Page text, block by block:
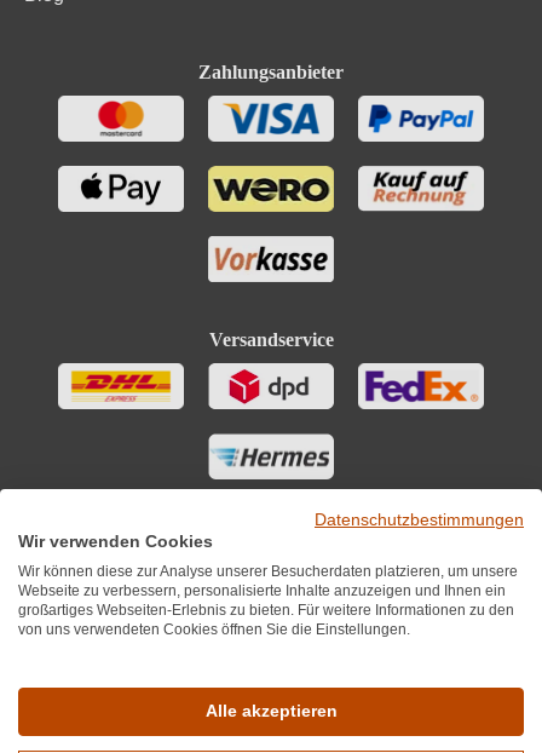
Zahlungsanbieter
Versandservice
Datenschutzbestimmungen
Wir verwenden Cookies
Wir können diese zur Analyse unserer Besucherdaten platzieren, um unsere
Webseite zu verbessern, personalisierte Inhalte anzuzeigen und Ihnen ein
großartiges Webseiten-Erlebnis zu bieten. Für weitere Informationen zu den
von uns verwendeten Cookies öffnen Sie die Einstellungen.
Alle akzeptieren